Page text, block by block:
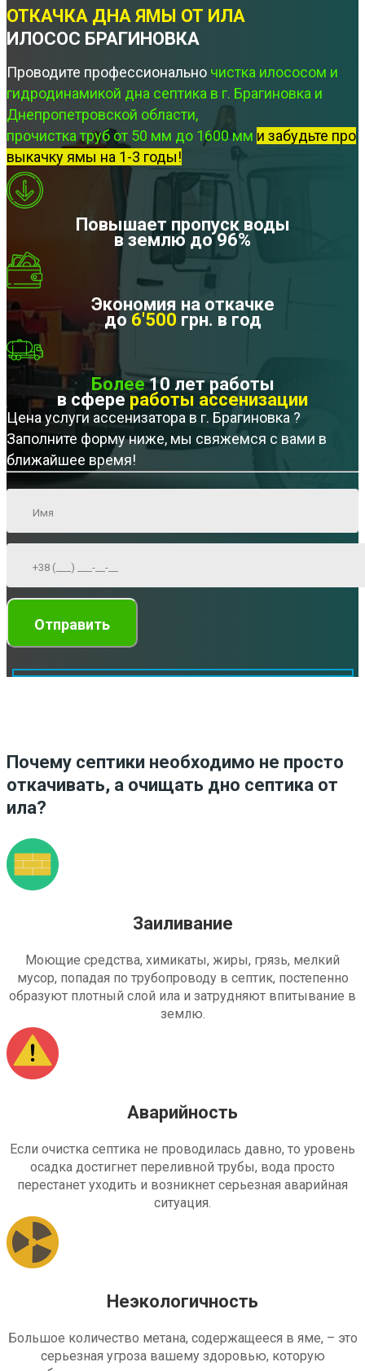
ОТКАЧКА ДНА ЯМЫ ОТ ИЛА
ИЛОСОС БРАГИНОВКА
Проводите профессионально чистка илососом и
гидродинамикой дна септика в г. Брагиновка и
Днепропетровской области,
прочистка труб от 50 мм до 1600 мм и забудьте про
выкачку ямы на 1-3 годы!
Повышает пропуск воды
в землю до 96%
Экономия на откачке
до 6'500 грн. в год
Более10 лет работы
в сфере работы ассенизации
Цена услуги ассенизатора в г. Брагиновка ?
Заполните форму ниже, мы свяжемся с вами в
ближайшее время!
Почему септики необходимо не просто
откачивать, а очищать дно септика от
ила?
Заиливание
Моющие средства, химикаты, жиры, грязь, мелкий
мусор, попадая по трубопроводу в септик, постепенно
образуют плотный слой ила и затрудняют впитывание в
землю.
Аварийность
Если очистка септика не проводилась давно, то уровень
осадка достигнет переливной трубы, вода просто
перестанет уходить и возникнет серьезная аварийная
ситуация.
Неэкологичность
Большое количество метана, содержащееся в яме, – это
серьезная угроза вашему здоровью, которую